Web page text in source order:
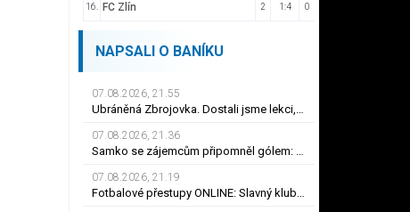
16. FC Zlín 2 1:4 0
NAPSALI O BANÍKU
07.08.2026, 21.55
Ubráněná Zbrojovka. Dostali jsme lekci, řekl kapitán Klíma. Dulay překonal kamaráda
07.08.2026, 21.36
Samko se zájemcům připomněl gólem: Karviné jsem vděčný! Kam může odejít Štorman?
07.08.2026, 21.19
Fotbalové přestupy ONLINE: Slavný klub chce Mercada, Sparta ale měla nabídku odmítnout